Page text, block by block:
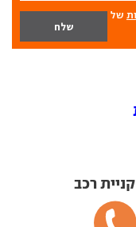
של
רכב